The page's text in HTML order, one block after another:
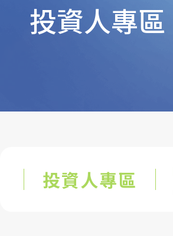
投資人專區
投資人專區
永續價值鏈